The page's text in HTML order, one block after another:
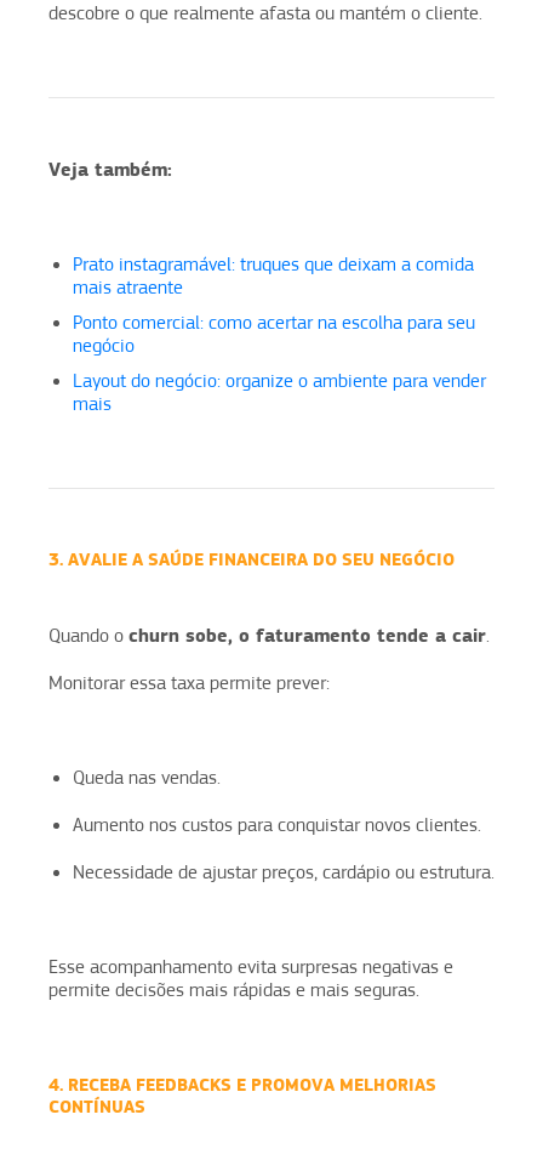
descobre o que realmente afasta ou mantém o cliente.
Veja também:
Prato instagramável: truques que deixam a comida
mais atraente
Ponto comercial: como acertar na escolha para seu
negócio
Layout do negócio: organize o ambiente para vender
mais
3. AVALIE A SAÚDE FINANCEIRA DO SEU NEGÓCIO
Quando o churn sobe, o faturamento tende a cair
Monitorar essa taxa permite prever:
Queda nas vendas.
Aumento nos custos para conquistar novos clientes.
Necessidade de ajustar preços, cardápio ou estrutura.
Esse acompanhamento evita surpresas negativas e
permite decisões mais rápidas e mais seguras.
4. RECEBA FEEDBACKS E PROMOVA MELHORIAS
CONTÍNUAS